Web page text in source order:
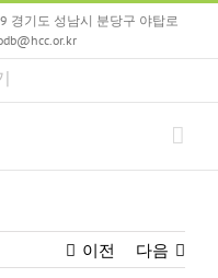
경기도 성남시 분당구 야탑로
이전 다음